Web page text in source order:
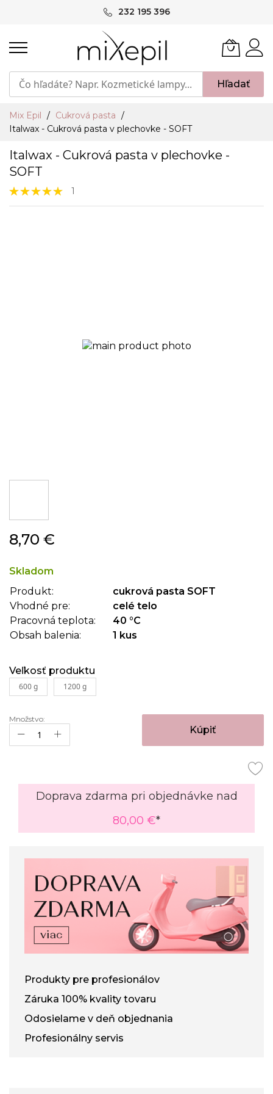
232 195 396
Hľadať
Mix Epil
Cukrová pasta
Italwax - Cukrová pasta v plechovke - SOFT
Italwax - Cukrová pasta v plechovke -
SOFT
Hodnotenie:
100%
1
na
galérie
8,70 €
Skladom
Produkt:
cukrová pasta SOFT
Vhodné pre:
celé telo
Pracovná teplota:
40 °C
Obsah balenia:
1 kus
Veľkosť produktu
600 g 1200 g
Množstvo:
Kúpiť
Doprava zdarma pri objednávke nad
80,00 €*
Produkty pre profesionálov
Záruka 100% kvality tovaru
Odosielame v deň objednania
Profesionálny servis